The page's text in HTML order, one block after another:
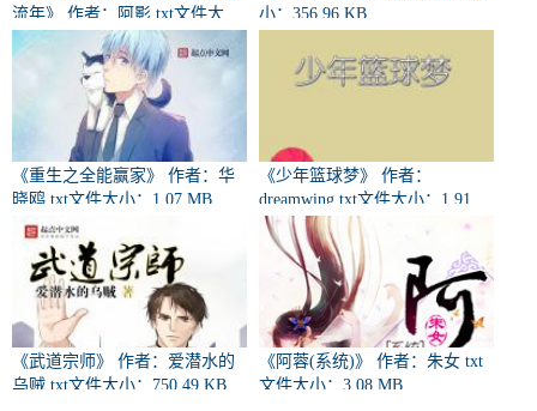
流年》 作者：阿影 txt文件大
小：132.07 KB
小：356.96 KB
《重生之全能赢家》 作者：华
晓鸥 txt文件大小：1.07 MB
《少年篮球梦》 作者：
dreamwing txt文件大小：1.91
MB
《武道宗师》 作者：爱潜水的
乌贼 txt文件大小：750.49 KB
《阿蓉(系统)》 作者：朱女 txt
文件大小：3.08 MB